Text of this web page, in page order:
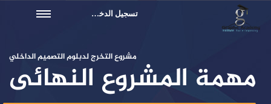
تسجيل الدخول
مشروع التخرج لدبلوم التصميم الداخلي
مهمة المشروع النهائى